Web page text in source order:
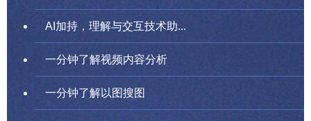
AI加持，理解与交互技术助...
一分钟了解视频内容分析
一分钟了解以图搜图